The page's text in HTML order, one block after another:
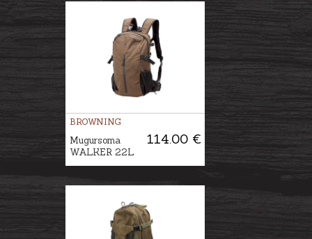
BROWNING
114.00 €
Mugursoma
WALKER 22L